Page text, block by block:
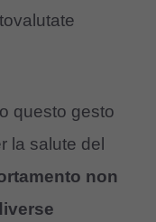
questo gesto
la salute del
non